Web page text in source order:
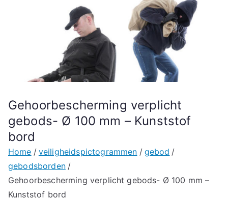
Gehoorbescherming verplicht
gebods- Ø 100 mm – Kunststof
bord
Home veiligheidspictogrammen
gebod
gebodsborden
Gehoorbescherming verplicht gebods- Ø 100 mm –
Kunststof bord